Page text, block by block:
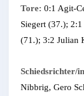
Tore: 0:1 Agit-
Siegert (37.);
(71.); 3:2 Julian
Schiedsrichter/
Nibbrig, Gero